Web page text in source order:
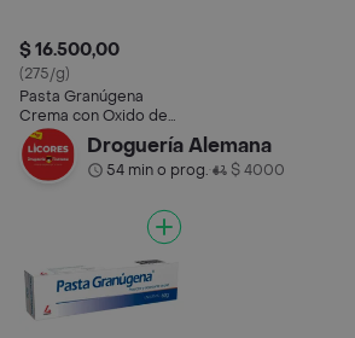
$ 16.500,00
(275/g)
Pasta Granúgena
Crema con Oxido de
Zinc
Droguería Alemana
54 min o prog.• $ 4000